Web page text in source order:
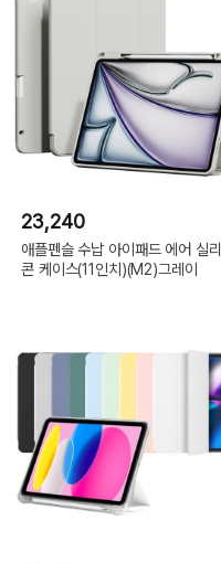
23,240
애플펜슬 수납 아이패드 에어 실리
콘 케이스(11인치)(M2)그레이